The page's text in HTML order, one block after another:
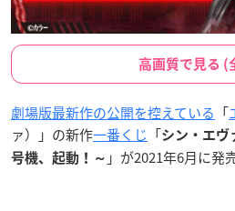
高画質で見る (
劇場版最新作の公開を控えている 「
ァ）」の新作一番くじ 「シン・エヴ
号機、起動！～ 」が2021年6月に発